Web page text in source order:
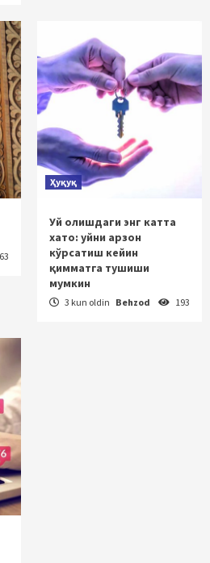
Ҳуқуқ
Уй олишдаги энг катта
хато: уйни арзон
кўрсатиш кейин
қимматга тушиши
мумкин
3 kun oldin Behzod 193